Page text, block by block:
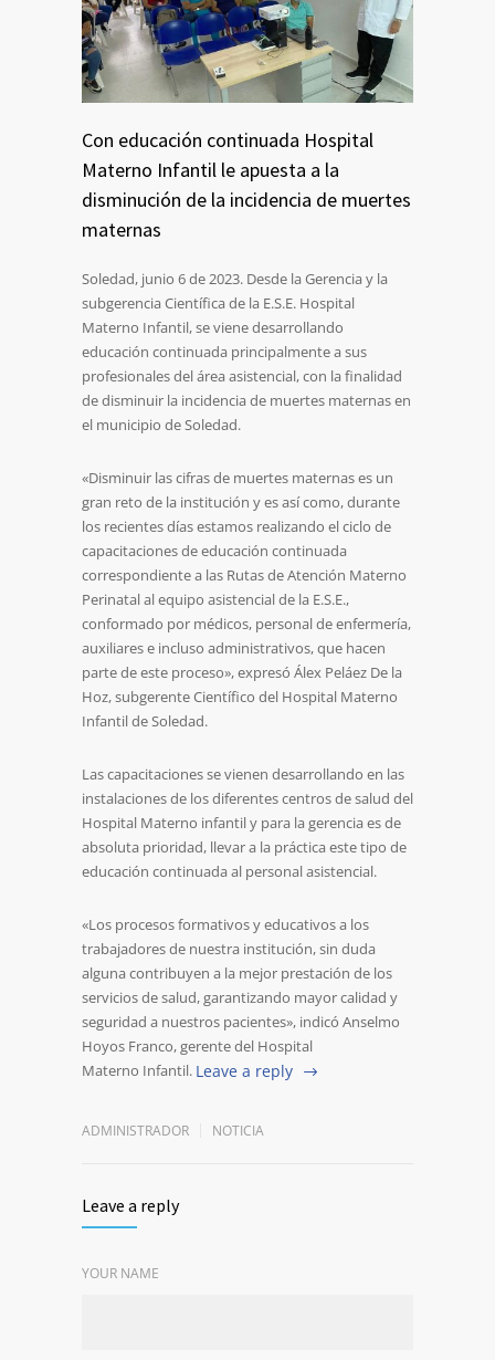
Con educación continuada Hospital
Materno Infantil le apuesta a la
disminución de la incidencia de muertes
maternas
Soledad, junio 6 de 2023. Desde la Gerencia y la
subgerencia Científica de la E.S.E. Hospital
Materno Infantil, se viene desarrollando
educación continuada principalmente a sus
profesionales del área asistencial, con la finalidad
de disminuir la incidencia de muertes maternas en
el municipio de Soledad.
«Disminuir las cifras de muertes maternas es un
gran reto de la institución y es así como, durante
los recientes días estamos realizando el ciclo de
capacitaciones de educación continuada
correspondiente a las Rutas de Atención Materno
Perinatal al equipo asistencial de la E.S.E.,
conformado por médicos, personal de enfermería,
auxiliares e incluso administrativos, que hacen
parte de este proceso», expresó Álex Peláez De la
Hoz, subgerente Científico del Hospital Materno
Infantil de Soledad.
Las capacitaciones se vienen desarrollando en las
instalaciones de los diferentes centros de salud del
Hospital Materno infantil y para la gerencia es de
absoluta prioridad, llevar a la práctica este tipo de
educación continuada al personal asistencial.
«Los procesos formativos y educativos a los
trabajadores de nuestra institución, sin duda
alguna contribuyen a la mejor prestación de los
servicios de salud, garantizando mayor calidad y
seguridad a nuestros pacientes», indicó Anselmo
Hoyos Franco, gerente del Hospital
Materno Infantil. Leave a reply
ADMINISTRADOR NOTICIA
Leave a reply
YOUR NAME